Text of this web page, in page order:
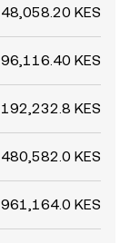
48,058.20 KES
96,116.40 KES
192,232.8 KES
480,582.0 KES
961,164.0 KES